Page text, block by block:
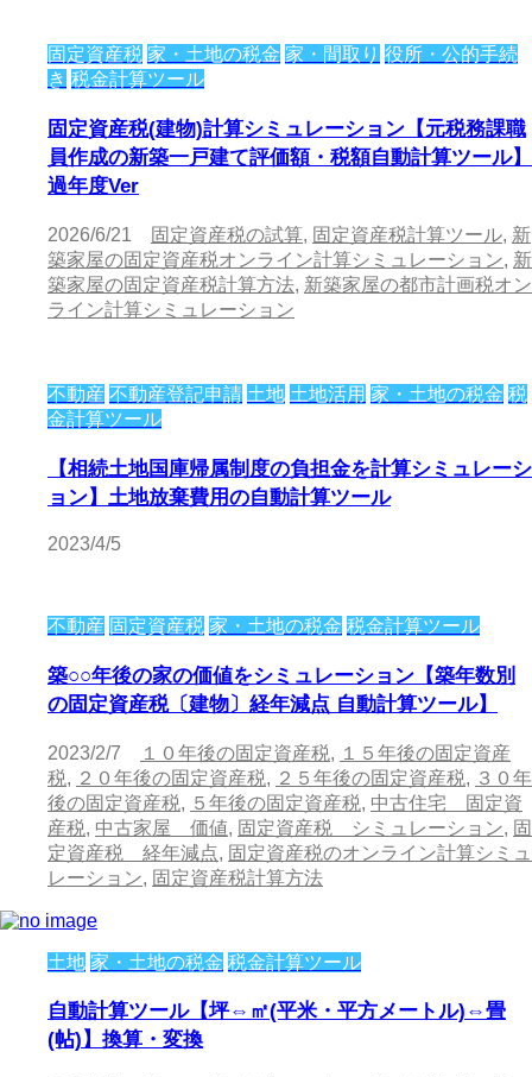
固定資産税 家・土地の税金 家・間取り 役所・公的手続
き 税金計算ツール
固定資産税(建物)計算シミュレーション【元税務課職
員作成の新築一戸建て評価額・税額自動計算ツール】
過年度Ver
2026/6/21 固定資産税の試算, 固定資産税計算ツール, 新
築家屋の固定資産税オンライン計算シミュレーション, 新
築家屋の固定資産税計算方法, 新築家屋の都市計画税オン
ライン計算シミュレーション
不動産 不動産登記申請 土地 土地活用 家・土地の税金 税
金計算ツール
【相続土地国庫帰属制度の負担金を計算シミュレーシ
ョン】土地放棄費用の自動計算ツール
2023/4/5
不動産 固定資産税 家・土地の税金 税金計算ツール
築○○年後の家の価値をシミュレーション【築年数別
の固定資産税〔建物〕経年減点 自動計算ツール】
2023/2/7 １０年後の固定資産税, １５年後の固定資産
税, ２０年後の固定資産税, ２５年後の固定資産税, ３０年
後の固定資産税, ５年後の固定資産税, 中古住宅 固定資
産税, 中古家屋 価値, 固定資産税 シミュレーション, 固
定資産税 経年減点, 固定資産税のオンライン計算シミュ
レーション, 固定資産税計算方法
土地 家・土地の税金 税金計算ツール
自動計算ツール【坪⇔㎡(平米・平方メートル)⇔畳
(帖)】換算・変換